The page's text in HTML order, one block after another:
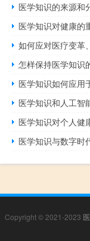
医学知识的来源和
医学知识对健康的
如何应对医疗变革
怎样保持医学知识
医学知识如何应用
医学知识和人工智
医学知识对个人健
医学知识与数字时
Copyright © 2021-2023